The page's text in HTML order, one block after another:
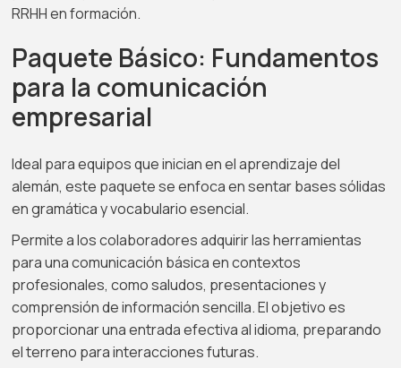
RRHH en formación.
Paquete Básico: Fundamentos
para la comunicación
empresarial
Ideal para equipos que inician en el aprendizaje del
alemán, este paquete se enfoca en sentar bases sólidas
en gramática y vocabulario esencial.
Permite a los colaboradores adquirir las herramientas
para una comunicación básica en contextos
profesionales, como saludos, presentaciones y
comprensión de información sencilla. El objetivo es
proporcionar una entrada efectiva al idioma, preparando
el terreno para interacciones futuras.